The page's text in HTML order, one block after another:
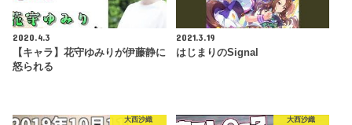
2020.4.3
【キャラ】花守ゆみりが伊藤静に
怒られる
2021.3.19
はじまりのSignal
大西沙織 大西沙織